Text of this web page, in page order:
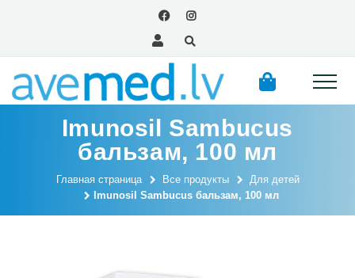
Imunosil Sambucus
бальзам, 100 мл
Главная страница Все продукты
Для детей
Imunosil Sambucus бальзам, 100 мл